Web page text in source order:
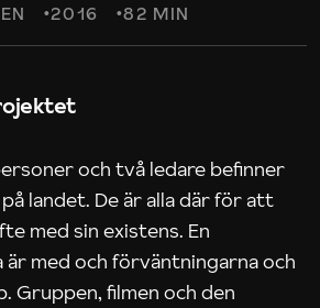
2016 82 MIN
och två ledare befinner
landet. De är alla där för att
med sin existens. En
är med och förväntningarna och
Gruppen, filmen och den